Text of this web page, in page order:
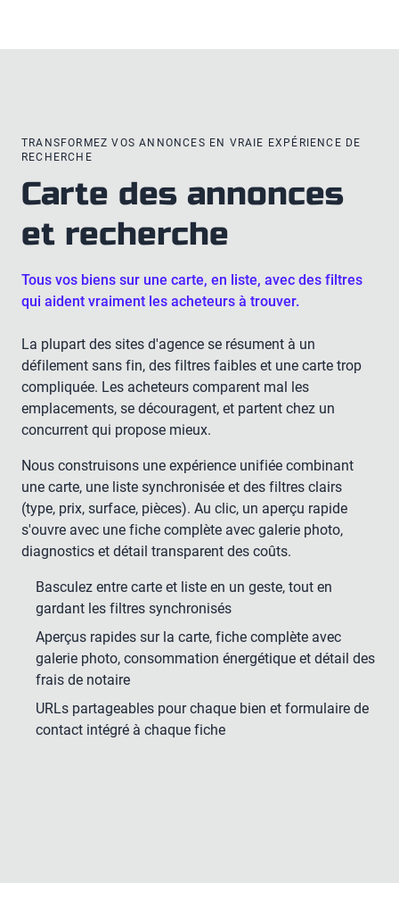
TRANSFORMEZ VOS ANNONCES EN VRAIE EXPÉRIENCE DE
RECHERCHE
Carte des annonces
et recherche
Tous vos biens sur une carte, en liste, avec des filtres
qui aident vraiment les acheteurs à trouver.
La plupart des sites d'agence se résument à un
défilement sans fin, des filtres faibles et une carte trop
compliquée. Les acheteurs comparent mal les
emplacements, se découragent, et partent chez un
concurrent qui propose mieux.
Nous construisons une expérience unifiée combinant
une carte, une liste synchronisée et des filtres clairs
(type, prix, surface, pièces). Au clic, un aperçu rapide
s'ouvre avec une fiche complète avec galerie photo,
diagnostics et détail transparent des coûts.
Basculez entre carte et liste en un geste, tout en
gardant les filtres synchronisés
Aperçus rapides sur la carte, fiche complète avec
galerie photo, consommation énergétique et détail des
frais de notaire
URLs partageables pour chaque bien et formulaire de
contact intégré à chaque fiche